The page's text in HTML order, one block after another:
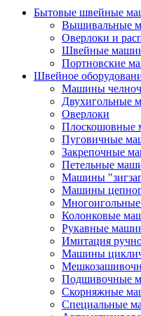
Бытовые швейные
Вышивальные
Оверлоки и
Швейные
Портновские
Швейное
Машины
Двухигольные
Оверлоки
Плоскошовные
Пуговичные
Закрепочные
Петельные
Машины
Машины
Колонковые
Рукавные
Имитация
Машины
Подшивочные
Скорняжные
Специальные